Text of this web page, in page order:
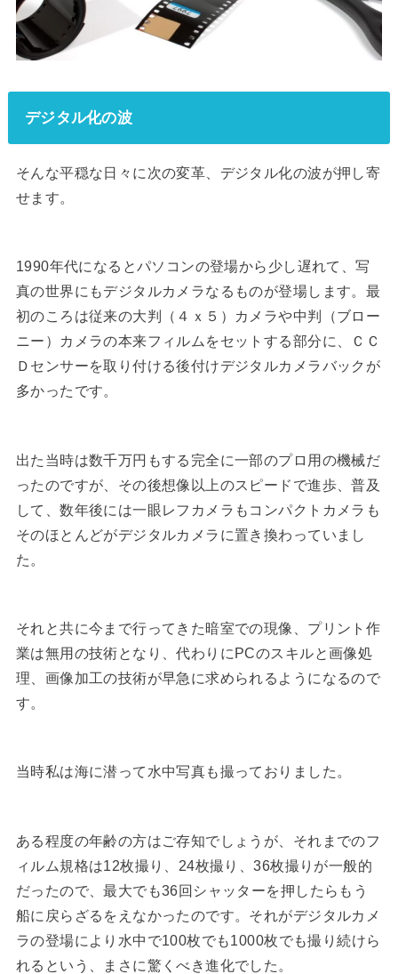
デジタル化の波
そんな平穏な日々に次の変革、デジタル化の波が押し寄
せます。
1990年代になるとパソコンの登場から少し遅れて、写
真の世界にもデジタルカメラなるものが登場します。最
初のころは従来の大判（４ｘ５）カメラや中判（ブロー
ニー）カメラの本来フィルムをセットする部分に、ＣＣ
Ｄセンサーを取り付ける後付けデジタルカメラバックが
多かったです。
出た当時は数千万円もする完全に一部のプロ用の機械だ
ったのですが、その後想像以上のスピードで進歩、普及
して、数年後には一眼レフカメラもコンパクトカメラも
そのほとんどがデジタルカメラに置き換わっていまし
た。
それと共に今まで行ってきた暗室での現像、プリント作
業は無用の技術となり、代わりにPCのスキルと画像処
理、画像加工の技術が早急に求められるようになるので
す。
当時私は海に潜って水中写真も撮っておりました。
ある程度の年齢の方はご存知でしょうが、それまでのフ
ィルム規格は12枚撮り、24枚撮り、36枚撮りが一般的
だったので、最大でも36回シャッターを押したらもう
船に戻らざるをえなかったのです。それがデジタルカメ
ラの登場により水中で100枚でも1000枚でも撮り続けら
れるという、まさに驚くべき進化でした。